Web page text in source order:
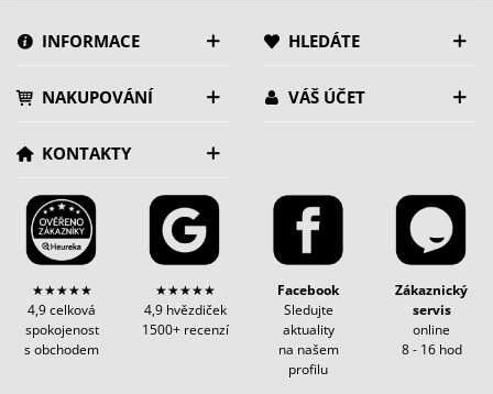
INFORMACE HLEDÁTE
NAKUPOVÁNÍ VÁŠ ÚČET
KONTAKTY
★★★★★
4,9 celková
spokojenost
s obchodem
★★★★★
4,9 hvězdiček
1500+ recenzí
Facebook
Sledujte
aktuality
na našem
profilu
Zákaznický
servis
online
8 - 16 hod